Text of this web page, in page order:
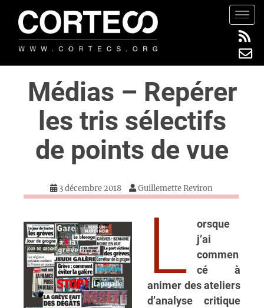
t
Médias – Repérer
les tris sélectifs
de points de vue
3 décembre 2018 Guillemette Reviron
L
orsque
j’ai
commen
cé à
animer des ateliers
d’analyse critique